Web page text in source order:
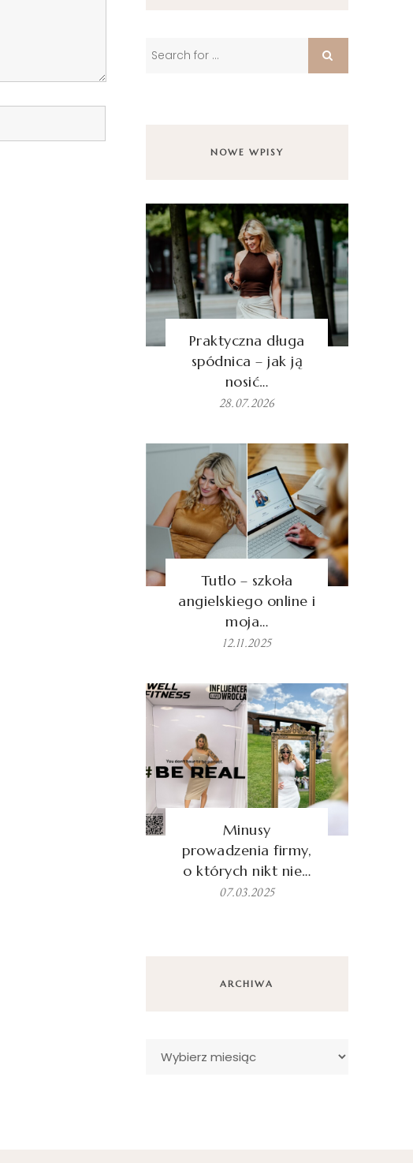
NOWE WPISY
Praktyczna długa
spódnica – jak ją
nosić…
28.07.2026
Tutlo – szkoła
angielskiego online i
moja…
12.11.2025
Minusy
prowadzenia firmy,
o których nikt nie…
07.03.2025
ARCHIWA